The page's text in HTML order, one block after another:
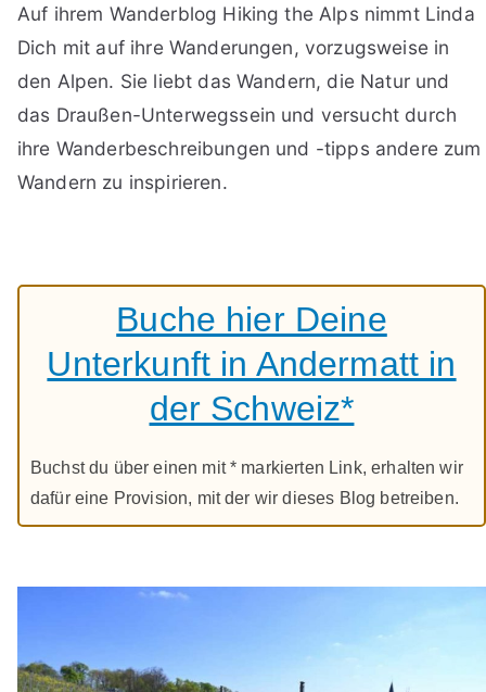
Auf ihrem Wanderblog Hiking the Alps nimmt Linda
Dich mit auf ihre Wanderungen, vorzugsweise in
den Alpen. Sie liebt das Wandern, die Natur und
das Draußen-Unterwegssein und versucht durch
ihre Wanderbeschreibungen und -tipps andere zum
Wandern zu inspirieren.
Buche hier Deine
Unterkunft in Andermatt in
der Schweiz*
Buchst du über einen mit * markierten Link, erhalten wir
dafür eine Provision, mit der wir dieses Blog betreiben.